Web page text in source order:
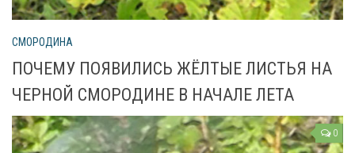
СМОРОДИНА
ПОЧЕМУ ПОЯВИЛИСЬ ЖЁЛТЫЕ ЛИСТЬЯ НА
ЧЕРНОЙ СМОРОДИНЕ В НАЧАЛЕ ЛЕТА
0